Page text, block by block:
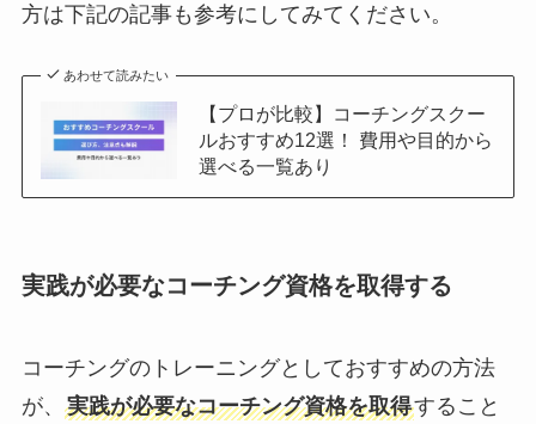
方は下記の記事も参考にしてみてください。
あわせて読みたい
【プロが比較】コーチングスクー
ルおすすめ12選！ 費用や目的から
選べる一覧あり
実践が必要なコーチング資格を取得する
コーチングのトレーニングとしておすすめの方法
が、 実践が必要なコーチング資格を取得すること